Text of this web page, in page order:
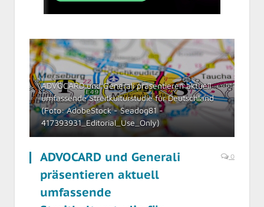
ADVOCARD und Generali präsentieren aktuell
umfassende Streitkulturstudie für Deutschland
(Foto: AdobeStock - Seadog81 -
417393931_Editorial_Use_Only)
ADVOCARD und Generali
präsentieren aktuell
umfassende
0